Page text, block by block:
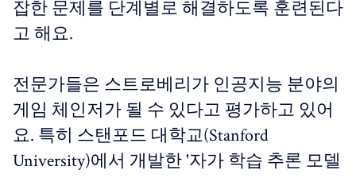
잡한 문제를 단계별로 해결하도록 훈련된다
고 해요.
전문가들은 스트로베리가 인공지능 분야의
게임 체인저가 될 수 있다고 평가하고 있어
요. 특히 스탠포드 대학교(Stanford
University)에서 개발한 '자가 학습 추론 모델